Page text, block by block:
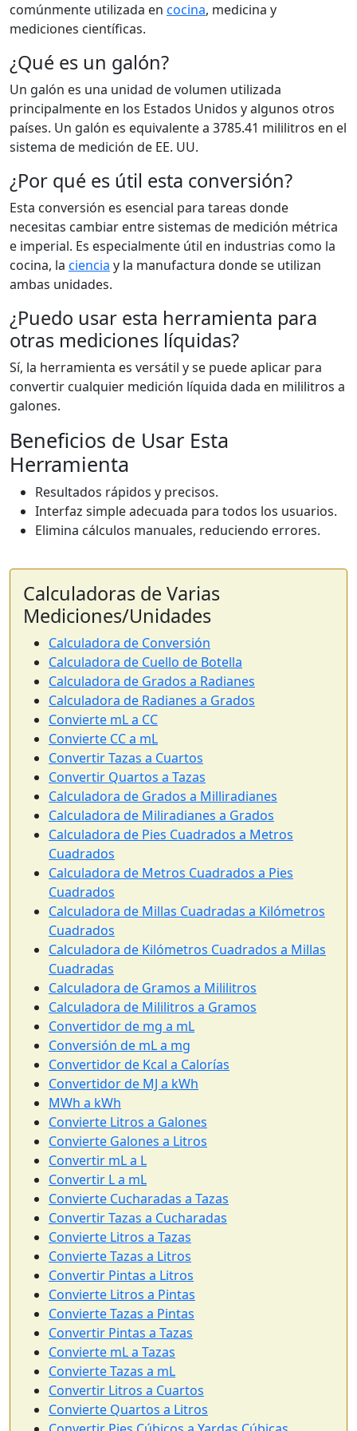
comúnmente utilizada en cocina, medicina y
mediciones científicas.
¿Qué es un galón?
Un galón es una unidad de volumen utilizada
principalmente en los Estados Unidos y algunos otros
países. Un galón es equivalente a 3785.41 mililitros en el
sistema de medición de EE. UU.
¿Por qué es útil esta conversión?
Esta conversión es esencial para tareas donde
necesitas cambiar entre sistemas de medición métrica
e imperial. Es especialmente útil en industrias como la
cocina, la ciencia y la manufactura donde se utilizan
ambas unidades.
¿Puedo usar esta herramienta para
otras mediciones líquidas?
Sí, la herramienta es versátil y se puede aplicar para
convertir cualquier medición líquida dada en mililitros a
galones.
Beneficios de Usar Esta
Herramienta
Resultados rápidos y precisos.
Interfaz simple adecuada para todos los usuarios.
Elimina cálculos manuales, reduciendo errores.
Calculadoras de Varias
Mediciones/Unidades
Calculadora de Conversión
Calculadora de Cuello de Botella
Calculadora de Grados a Radianes
Calculadora de Radianes a Grados
Convierte mL a CC
Convierte CC a mL
Convertir Tazas a Cuartos
Convertir Quartos a Tazas
Calculadora de Grados a Milliradianes
Calculadora de Miliradianes a Grados
Calculadora de Pies Cuadrados a Metros
Cuadrados
Calculadora de Metros Cuadrados a Pies
Cuadrados
Calculadora de Millas Cuadradas a Kilómetros
Cuadrados
Calculadora de Kilómetros Cuadrados a Millas
Cuadradas
Calculadora de Gramos a Mililitros
Calculadora de Mililitros a Gramos
Convertidor de mg a mL
Conversión de mL a mg
Convertidor de Kcal a Calorías
Convertidor de MJ a kWh
MWh a kWh
Convierte Litros a Galones
Convierte Galones a Litros
Convertir mL a L
Convertir L a mL
Convierte Cucharadas a Tazas
Convertir Tazas a Cucharadas
Convierte Litros a Tazas
Convierte Tazas a Litros
Convertir Pintas a Litros
Convierte Litros a Pintas
Convierte Tazas a Pintas
Convertir Pintas a Tazas
Convierte mL a Tazas
Convierte Tazas a mL
Convertir Litros a Cuartos
Convierte Quartos a Litros